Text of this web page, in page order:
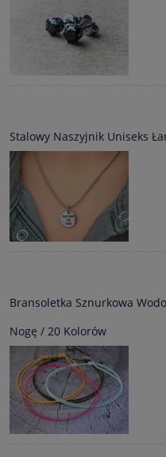
Stalowy Naszyjnik Uniseks
Bransoletka Sznurkowa
Nogę / 20 Kolorów